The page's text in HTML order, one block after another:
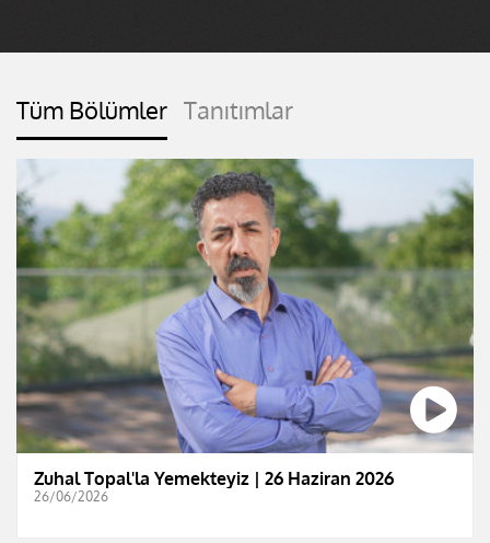
Tüm Bölümler Tanıtımlar
Zuhal Topal'la Yemekteyiz | 26 Haziran 2026
26/06/2026